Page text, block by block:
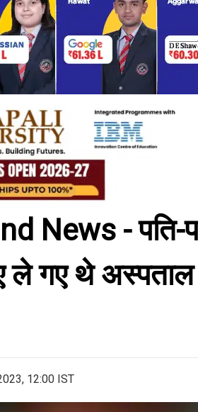
News - पति-
ले गए थे अस्पताल
12:00 IST